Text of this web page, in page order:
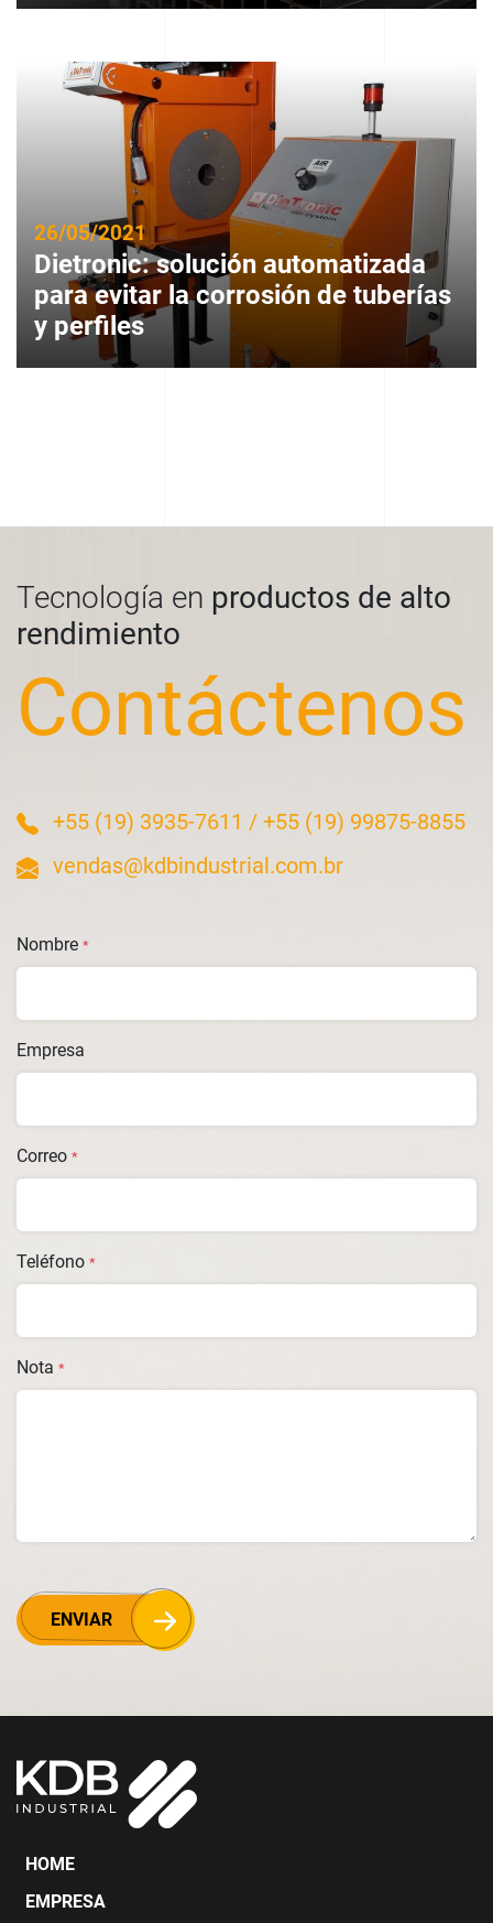
26/05/2021
Dietronic: solución automatizada
para evitar la corrosión de tuberías
y perfiles
Tecnología en productos de alto
rendimiento
Contáctenos
+55 (19) 3935-7611 / +55 (19) 99875-8855
vendas@kdbindustrial.com.br
Nombre *
Empresa
Correo *
Teléfono *
Nota *
ENVIAR
HOME
EMPRESA